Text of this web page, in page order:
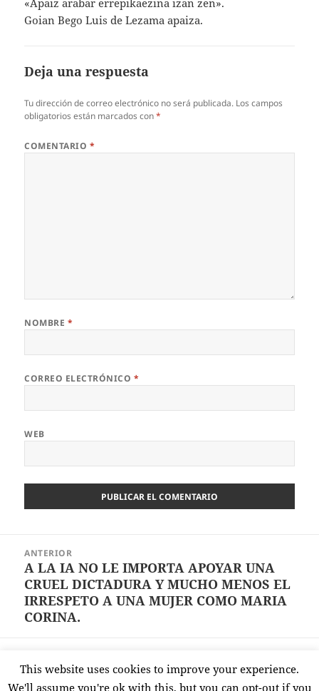
«Apaiz arabar errepikaezina izan zen».
Goian Bego Luis de Lezama apaiza.
Deja una respuesta
Tu dirección de correo electrónico no será publicada. Los campos
obligatorios están marcados con*
COMENTARIO *
NOMBRE *
CORREO ELECTRÓNICO *
WEB
entradas
ANTERIOR
Entrada
anterior:
A LA IA NO LE IMPORTA APOYAR UNA
CRUEL DICTADURA Y MUCHO MENOS EL
IRRESPETO A UNA MUJER COMO MARIA
CORINA.
Entrada
JUNTOS POR VENEZUELA
This website uses cookies to improve your experience.
We'll assume you're ok with this, but you can opt-out if you